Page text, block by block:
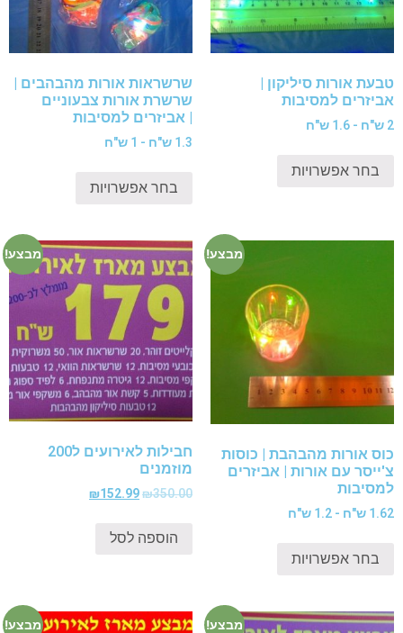
טבעת אורות סיליקון |
אביזרים למסיבות
2 ש"ח - 1.6 ש"ח
בחר אפשרויות
שרשראות אורות מהבהבים |
שרשרת אורות צבעוניים
| אביזרים למסיבות
1.3 ש"ח - 1 ש"ח
בחר אפשרויות
מבצע!
כוס אורות מהבהבת | כוסות
צ'ייסר עם אורות | אביזרים
למסיבות
1.62 ש"ח - 1.2 ש"ח
בחר אפשרויות
מבצע!
חבילות לאירועים ל200
מוזמנים
₪350.00
₪152.99
הוספה לסל
מבצע! מבצע!